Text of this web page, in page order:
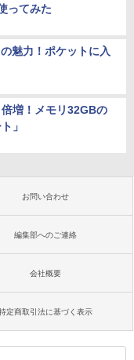
ってみた
魅力！ポケットに入
増！メモリ32GBの
」
お問い合わせ
編集部へのご連絡
会社概要
定商取引法に基づく表示